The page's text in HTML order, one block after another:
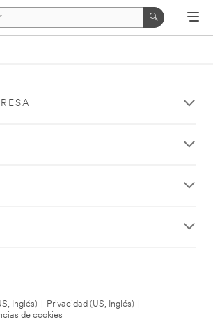
Inglés) Privacidad (US, Inglés)
de cookies